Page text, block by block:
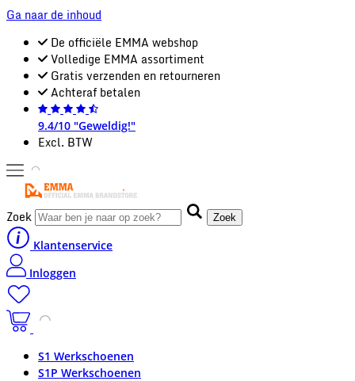
Ga naar de inhoud
De officiële EMMA webshop
Volledige EMMA assortiment
Gratis verzenden en retourneren
Achteraf betalen
9.4/10 "Geweldig!"
Excl. BTW
Zoek Zoek
Klantenservice
Inloggen
S1 Werkschoenen
S1P Werkschoenen